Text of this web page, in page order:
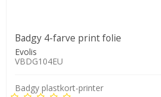
Badgy 4-farve print folie
Evolis
VBDG104EU
Badgy plastkort-printer